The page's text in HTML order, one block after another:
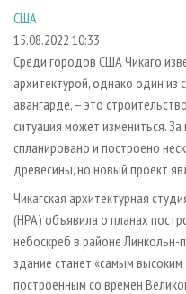
СУШКА ДРЕВЕСИНЫ
ПРОИЗВОДСТВО
ДЕРЕВЯННОЕ
ПРОИЗВОДСТВО МЕБЕЛИ
БИОЭНЕРГЕТИКА
ИНСТРУМЕНТ И
ПЕРСОНЫ
МОБИЛЬНЫЕ ВЫСТАВКИ
ОФИЦИАЛЬНЫЕ
ПРИОРИТЕТНЫЕ
RUSSIAN FORESTRY
БИБЛИОТЕКА
КОНТАКТЫ
РЕКЛАМОДАТЕЛЯМ
РЕКЛАМА
РЕКЛАМА НА САЙТЕ
США
15.08.2022 10:33
Среди городов США Чикаго
архитектурой, однако один из
авангарде, – это
ситуация может измениться.
спланировано и построено
древесины, но новый проект
Чикагская архитектурная
(HPA) объявила о планах
небоскреб в районе Линкольн-
здание станет «самым
построенным со времен